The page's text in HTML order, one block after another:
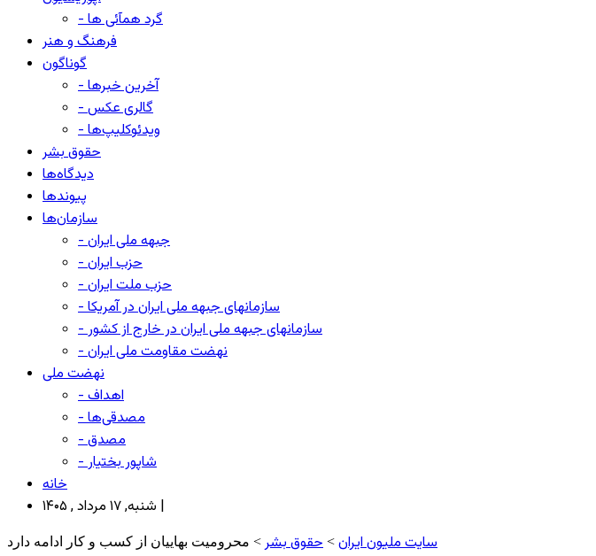
- گرد همآئی ها
فرهنگ و هنر
گوناگون
- آخرین خبرها
- گالری عکس
- ویدئوکلیپ‌ها
حقوق بشر
دیدگاه‌ها
پیوندها
سازمان‌ها
- جبهه ملی ایران
- حزب ایران
- حزب ملت ایران
- سازمانهای جبهه ملی ایران در آمریکا
- سازمانهای جبهه ملی ایران در خارج از کشور
- نهضت مقاومت ملی ایران
نهضت ملی
- اهداف
- مصدقی‌ها
- مصدق
- شاپور بختیار
خانه
شنبه, ۱۷ مرداد , ۱۴۰۵ |
سایت ملیون ایران > حقوق بشر > محرومیت بهاییان از کسب و کار ادامه دارد